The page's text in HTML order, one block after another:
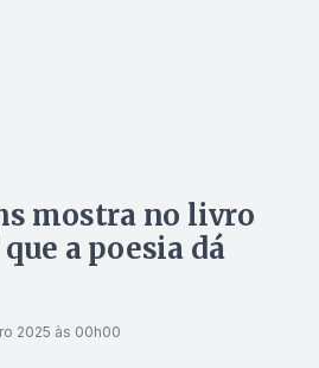
mostra no livro
a poesia dá
2025 às 00h00